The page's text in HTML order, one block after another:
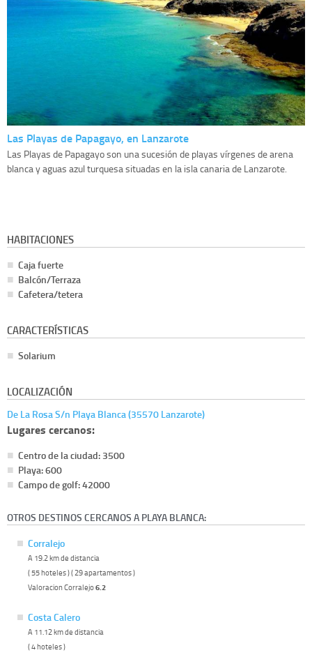
Las Playas de Papagayo, en Lanzarote
Las Playas de Papagayo son una sucesión de playas vírgenes de arena
blanca y aguas azul turquesa situadas en la isla canaria de Lanzarote.
HABITACIONES
Caja fuerte
Balcón/Terraza
Cafetera/tetera
CARACTERÍSTICAS
Solarium
LOCALIZACIÓN
De La Rosa S/n Playa Blanca (35570 Lanzarote)
Lugares cercanos:
Centro de la ciudad: 3500
Playa: 600
Campo de golf: 42000
OTROS DESTINOS CERCANOS A PLAYA BLANCA:
Corralejo
A 19.2 km de distancia
( 55 hoteles ) ( 29 apartamentos )
Valoracion Corralejo6.2
Costa Calero
A 11.12 km de distancia
( 4 hoteles )